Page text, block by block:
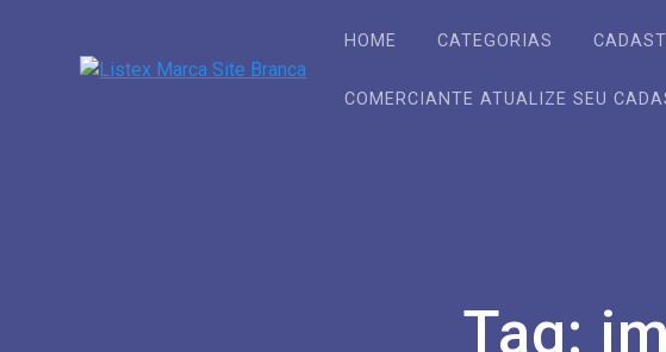
HOME CATEGORIAS
COMERCIANTE ATUALIZE SEU
Tag: